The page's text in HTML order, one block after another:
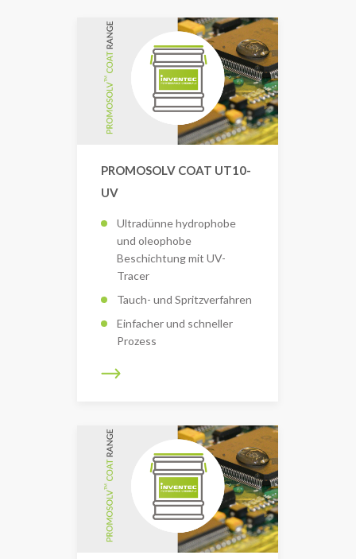
PROMOSOLV COAT UT10-
UV
Ultradünne hydrophobe
und oleophobe
Beschichtung mit UV-
Tracer
Tauch- und Spritzverfahren
Einfacher und schneller
Prozess